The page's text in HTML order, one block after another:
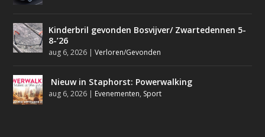
Kinderbril gevonden Bosvijver/ Zwartedennen 5-
8-’26
aug 6, 2026 |Verloren/Gevonden
Nieuw in Staphorst: Powerwalking
aug 6, 2026 | Evenementen, Sport